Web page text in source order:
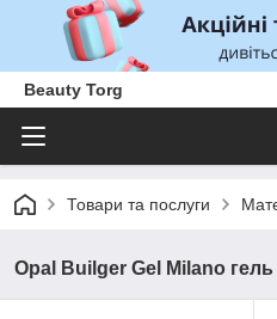
Beauty Torg
Товари та послуги
Opal Builger Gel Milano